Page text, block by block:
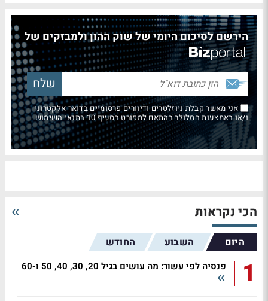
הירשם לסיכום היומי של שוק ההון ולמבזקים של
אני מאשר קבלת ניוזלטרים ודיוורים פרסומיים בדואר אלקטרוני
ו/או באמצעות הסלולר בהתאם למפורט בסעיף 10 בתנאי השימוש
הכי נקראות
היום השבוע החודש
1 פנסיה לפי עשור: מה עושים בגיל 20, 30, 40, 50 ו-60